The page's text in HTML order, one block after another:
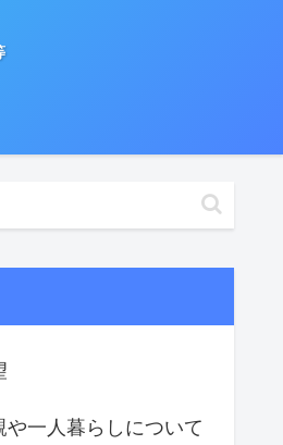
一人暮らしについて